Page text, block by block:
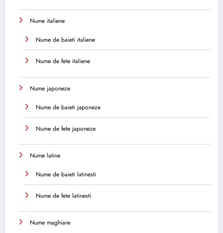
Nume italiene
Nume de baieti italiene
Nume de fete italiene
Nume japoneze
Nume de baieti japoneze
Nume de fete japoneze
Nume latine
Nume de baieti latinesti
Nume de fete latinesti
Nume maghiare